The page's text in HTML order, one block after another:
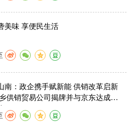
美味 享便民生活
南：政企携手赋新能 供销改革启新
供销贸易公司揭牌并与京东达成深